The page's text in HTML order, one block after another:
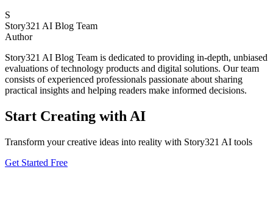
S
Story321 AI Blog Team
Author
Story321 AI Blog Team is dedicated to providing in-depth, unbiased
evaluations of technology products and digital solutions. Our team
consists of experienced professionals passionate about sharing
practical insights and helping readers make informed decisions.
Start Creating with AI
Transform your creative ideas into reality with Story321 AI tools
Get Started Free